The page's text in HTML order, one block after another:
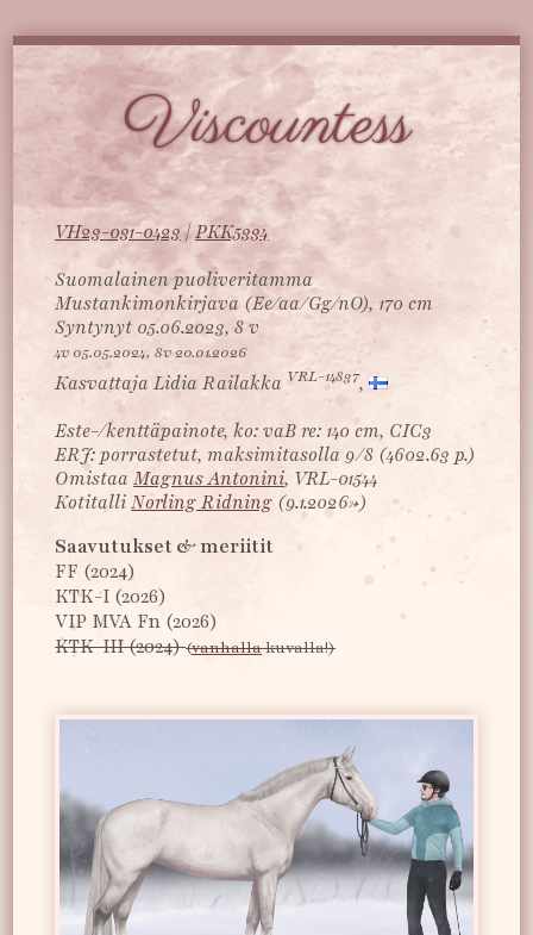
Viscountess
VH23-031-0423|PKK5334
Suomalainen puoliveritamma
Mustankimonkirjava (Ee/aa/Gg/nO), 170 cm
Syntynyt 05.06.2023, 8 v
4v 05.05.2024, 8v 20.01.2026
Kasvattaja Lidia Railakka VRL-14837,
Este-/kenttäpainote, ko: vaB re: 140 cm, CIC3
ERJ: porrastetut, maksimitasolla 9/8 (4602.63 p.)
OmistaaMagnus Antonini, VRL-01544
KotitalliNorling Ridning (9.1.2026->)
Saavutukset & meriitit
FF (2024)
KTK-I (2026)
VIP MVA Fn (2026)
KTK-III (2024)(vanhallakuvalla!)